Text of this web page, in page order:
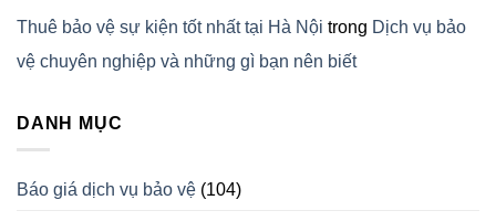
Thuê bảo vệ sự kiện tốt nhất tại Hà Nội trong Dịch vụ bảo
vệ chuyên nghiệp và những gì bạn nên biết
DANH MỤC
Báo giá dịch vụ bảo vệ (104)